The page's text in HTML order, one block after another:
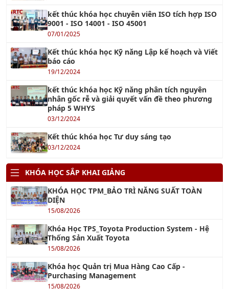
kết thúc khóa học chuyên viên ISO tích hợp ISO
9001 - ISO 14001 - ISO 45001
07/01/2025
Kết thúc khóa học Kỹ năng Lập kế hoạch và Viết
báo cáo
19/12/2024
kết thúc khóa học Kỹ năng phân tích nguyên
nhân gốc rễ và giải quyết vấn đề theo phương
pháp 5 WHYS
03/12/2024
Kết thúc khóa học Tư duy sáng tạo
03/12/2024
KHÓA HỌC SẮP KHAI GIẢNG
KHÓA HỌC TPM_BẢO TRÌ NĂNG SUẤT TOÀN
DIỆN
15/08/2026
Khóa Học TPS_Toyota Production System - Hệ
Thống Sản Xuất Toyota
15/08/2026
Khóa học Quản trị Mua Hàng Cao Cấp -
Purchasing Management
15/08/2026